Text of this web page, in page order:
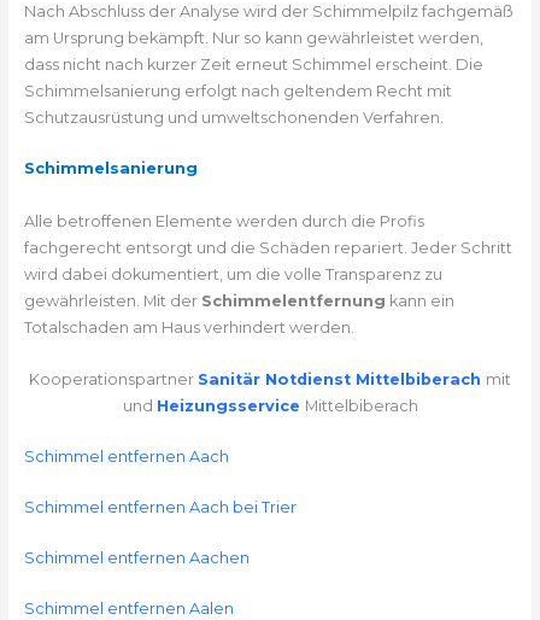
Nach Abschluss der Analyse wird der Schimmelpilz fachgemäß
am Ursprung bekämpft. Nur so kann gewährleistet werden,
dass nicht nach kurzer Zeit erneut Schimmel erscheint. Die
Schimmelsanierung erfolgt nach geltendem Recht mit
Schutzausrüstung und umweltschonenden Verfahren.
Schimmelsanierung
Alle betroffenen Elemente werden durch die Profis
fachgerecht entsorgt und die Schäden repariert. Jeder Schritt
wird dabei dokumentiert, um die volle Transparenz zu
gewährleisten. Mit der Schimmelentfernung kann ein
Totalschaden am Haus verhindert werden.
Kooperationspartner Sanitär Notdienst Mittelbiberach mit
und Heizungsservice Mittelbiberach
Schimmel entfernen Aach
Schimmel entfernen Aach bei Trier
Schimmel entfernen Aachen
Schimmel entfernen Aalen